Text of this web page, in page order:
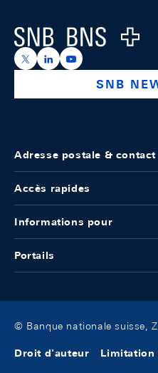
Logo
https://x.com/snb_bns
https://https://
SNB
Adresse postale & contact
Accès rapides
Informations pour
Portails
© Banque nationale suisse,
Droit d'auteur Limitation